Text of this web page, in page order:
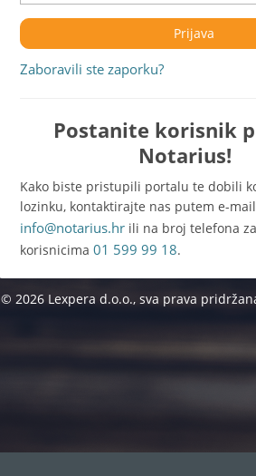
Prijava
Zaboravili ste zaporku?
Postanite korisnik
Notarius!
Kako biste pristupili portalu te dobili
lozinku, kontaktirajte nas putem e-
info@notarius.hrili na broj telefona
korisnicima 01 599 99 18.
© 2026 Lexpera d.o.o., sva prava